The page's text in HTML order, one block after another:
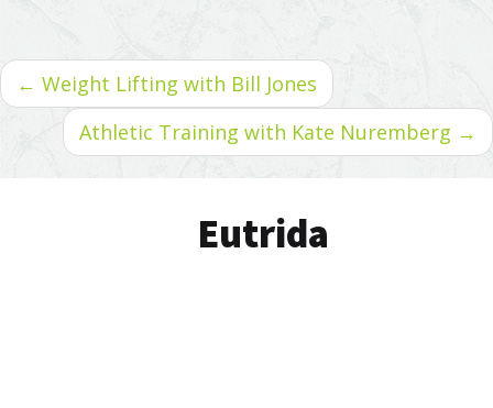
← Weight Lifting with Bill Jones
Athletic Training with Kate Nuremberg →
Eutrida